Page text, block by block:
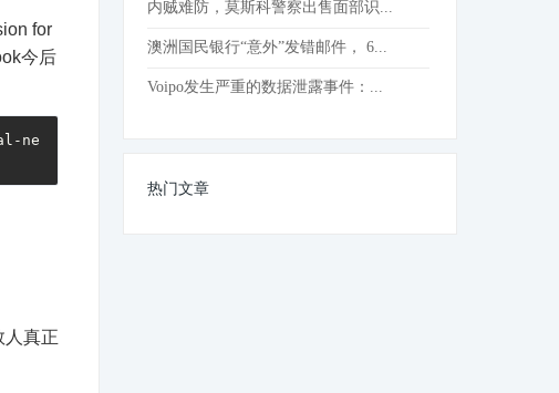
for
今后
ne
人真正
内贼难防，莫斯科警察出售面部识...
澳洲国民银行“意外”发错邮件， 6...
Voipo发生严重的数据泄露事件：...
热门文章